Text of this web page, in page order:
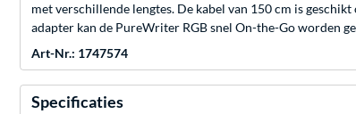
met verschillende lengtes. De kabel van 150 cm is
adapter kan de PureWriter RGB snel On-the-Go worden
Art-Nr.: 1747574
Specificaties